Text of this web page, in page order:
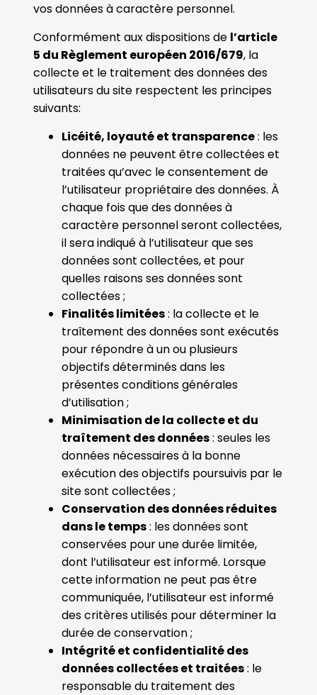
vos données à caractère personnel.
Conformément aux dispositions de l’article
5 du Règlement européen 2016/679, la
collecte et le traitement des données des
utilisateurs du site respectent les principes
suivants:
Licéité, loyauté et transparence: les
données ne peuvent être collectées et
traitées qu’avec le consentement de
l’utilisateur propriétaire des données. À
chaque fois que des données à
caractère personnel seront collectées,
il sera indiqué à l’utilisateur que ses
données sont collectées, et pour
quelles raisons ses données sont
collectées ;
Finalités limitées: la collecte et le
traîtement des données sont exécutés
pour répondre à un ou plusieurs
objectifs déterminés dans les
présentes conditions générales
d’utilisation ;
Minimisation de la collecte et du
traîtement des données: seules les
données nécessaires à la bonne
exécution des objectifs poursuivis par le
site sont collectées ;
Conservation des données réduites
dans le temps: les données sont
conservées pour une durée limitée,
dont l’utilisateur est informé. Lorsque
cette information ne peut pas être
communiquée, l’utilisateur est informé
des critères utilisés pour déterminer la
durée de conservation ;
Intégrité et confidentialité des
données collectées et traitées: le
responsable du traitement des